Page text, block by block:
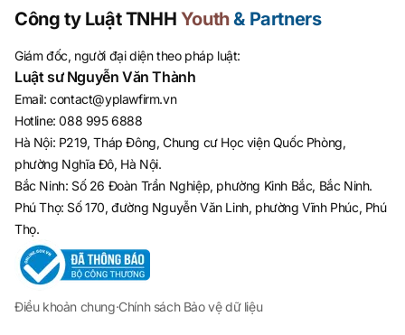
Công ty Luật TNHH Youth& Partners
Giám đốc, người đại diện theo pháp luật:
Luật sư Nguyễn Văn Thành
Email:contact@yplawfirm.vn
Hotline:088 995 6888
Hà Nội: P219, Tháp Đông, Chung cư Học viện Quốc Phòng,
phường Nghĩa Đô, Hà Nội.
Bắc Ninh: Số 26 Đoàn Trần Nghiệp, phường Kinh Bắc, Bắc Ninh.
Phú Thọ: Số 170, đường Nguyễn Văn Linh, phường Vĩnh Phúc, Phú
Thọ.
Điều khoản chung·Chính sách Bảo vệ dữ liệu